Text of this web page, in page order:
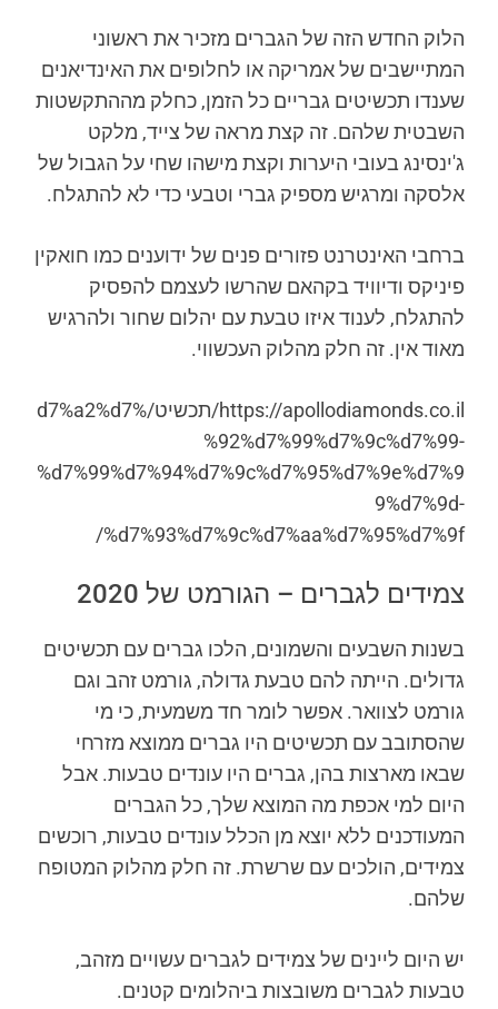
הלוק החדש הזה של הגברים מזכיר את ראשוני
המתיישבים של אמריקה או לחלופים את האינדיאנים
שענדו תכשיטים גבריים כל הזמן, כחלק מההתקשטות
השבטית שלהם. זה קצת מראה של צייד, מלקט
ג'ינסינג בעובי היערות וקצת מישהו שחי על הגבול של
אלסקה ומרגיש מספיק גברי וטבעי כדי לא להתגלח.
ברחבי האינטרנט פזורים פנים של ידוענים כמו חואקין
פיניקס ודיוויד בקהאם שהרשו לעצמם להפסיק
להתגלח, לענוד איזו טבעת עם יהלום שחור ולהרגיש
מאוד אין. זה חלק מהלוק העכשווי.
https://apollodiamonds.co.il/תכשיט/%d7%a2%d7
%92%d7%99%d7%9c%d7%99-
%d7%99%d7%94%d7%9c%d7%95%d7%9e%d7%9
9%d7%9d-
%d7%93%d7%9c%d7%aa%d7%95%d7%9f/
צמידים לגברים – הגורמט של 2020
בשנות השבעים והשמונים, הלכו גברים עם תכשיטים
גדולים. הייתה להם טבעת גדולה, גורמט זהב וגם
גורמט לצוואר. אפשר לומר חד משמעית, כי מי
שהסתובב עם תכשיטים היו גברים ממוצא מזרחי
שבאו מארצות בהן, גברים היו עונדים טבעות. אבל
היום למי אכפת מה המוצא שלך, כל הגברים
המעודכנים ללא יוצא מן הכלל עונדים טבעות, רוכשים
צמידים, הולכים עם שרשרת. זה חלק מהלוק המטופח
שלהם.
יש היום ליינים של צמידים לגברים עשויים מזהב,
טבעות לגברים משובצות ביהלומים קטנים.